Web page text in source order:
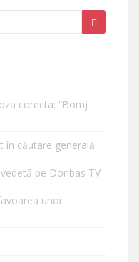
corecta: “Bomj
în căutare generală
pe Donbas TV
unor